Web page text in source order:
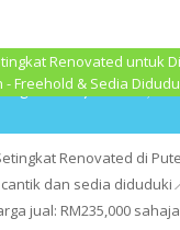
Renovated untuk
- Freehold & Sedia
Storey Terrace,
Renovated di
cantik dan sedia
jual: RM235,000